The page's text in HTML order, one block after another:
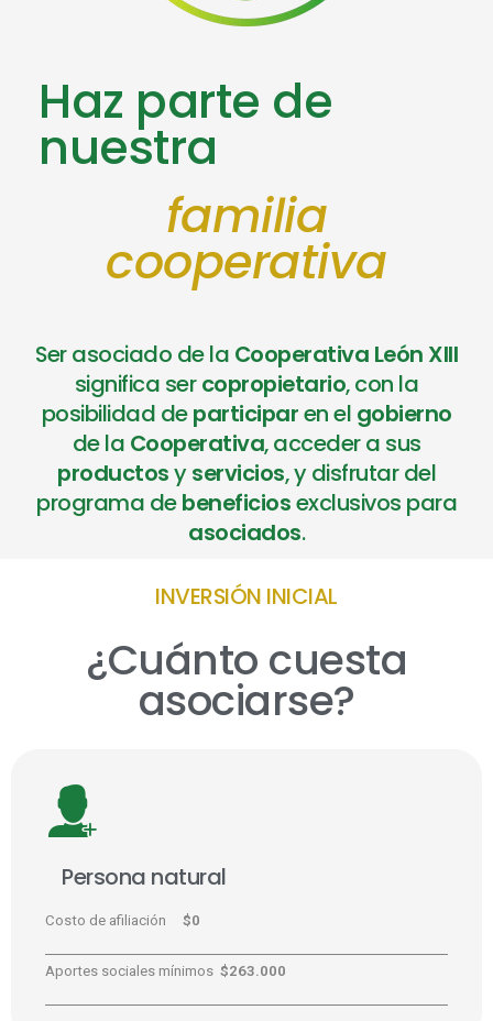
Haz parte de
nuestra
familia
cooperativa
Ser asociado de la Cooperativa León XIII
significa sercopropietario, con la
posibilidad departiciparen el gobierno
de la Cooperativa, acceder a sus
productosy servicios, y disfrutar del
programa debeneficiosexclusivos para
asociados.
INVERSIÓN INICIAL
¿Cuánto cuesta
asociarse?
Persona natural
Costo de afiliación $0
Aportes sociales mínimos $263.000